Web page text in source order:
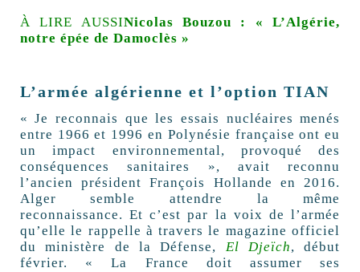
À LIRE AUSSINicolas Bouzou : « L’Algérie,
notre épée de Damoclès »
L’armée algérienne et l’option TIAN
« Je reconnais que les essais nucléaires menés
entre 1966 et 1996 en Polynésie française ont eu
un impact environnemental, provoqué des
conséquences sanitaires », avait reconnu
l’ancien président François Hollande en 2016.
Alger semble attendre la même
reconnaissance. Et c’est par la voix de l’armée
qu’elle le rappelle à travers le magazine officiel
du ministère de la Défense, El Djeïch, début
février. « La France doit assumer ses